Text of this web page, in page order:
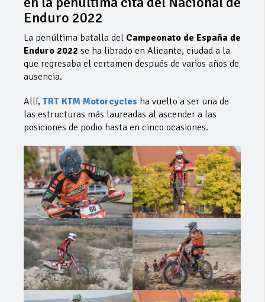
Enduro 2022
La penúltima batalla del Campeonato de España de
Enduro 2022 se ha librado en Alicante, ciudad a la
que regresaba el certamen después de varios años de
ausencia.
Allí, TRT KTM Motorcycles ha vuelto a ser una de
las estructuras más laureadas al ascender a las
posiciones de podio hasta en cinco ocasiones.